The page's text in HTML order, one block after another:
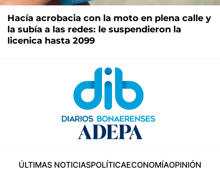
Hacía acrobacia con la moto en plena calle y
la subía a las redes: le suspendieron la
licenica hasta 2099
ÚLTIMAS NOTICIASPOLÍTICAECONOMÍAOPINIÓN